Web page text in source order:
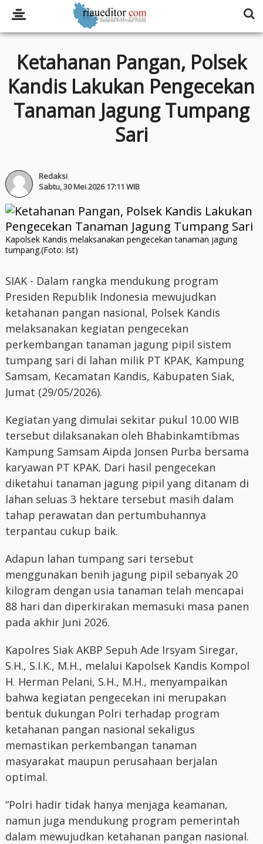
Ketahanan Pangan, Polsek
Kandis Lakukan Pengecekan
Tanaman Jagung Tumpang
Sari
Redaksi
Sabtu, 30 Mei 2026 17:11 WIB
Kapolsek Kandis melaksanakan pengecekan tanaman jagung
tumpang.(Foto: Ist)
SIAK - Dalam rangka mendukung program
Presiden Republik Indonesia mewujudkan
ketahanan pangan nasional, Polsek Kandis
melaksanakan kegiatan pengecekan
perkembangan tanaman jagung pipil sistem
tumpang sari di lahan milik PT KPAK, Kampung
Samsam, Kecamatan Kandis, Kabupaten Siak,
Jumat (29/05/2026).
Kegiatan yang dimulai sekitar pukul 10.00 WIB
tersebut dilaksanakan oleh Bhabinkamtibmas
Kampung Samsam Aipda Jonsen Purba bersama
karyawan PT KPAK. Dari hasil pengecekan
diketahui tanaman jagung pipil yang ditanam di
lahan seluas 3 hektare tersebut masih dalam
tahap perawatan dan pertumbuhannya
terpantau cukup baik.
Adapun lahan tumpang sari tersebut
menggunakan benih jagung pipil sebanyak 20
kilogram dengan usia tanaman telah mencapai
88 hari dan diperkirakan memasuki masa panen
pada akhir Juni 2026.
Kapolres Siak AKBP Sepuh Ade Irsyam Siregar,
S.H., S.I.K., M.H., melalui Kapolsek Kandis Kompol
H. Herman Pelani, S.H., M.H., menyampaikan
bahwa kegiatan pengecekan ini merupakan
bentuk dukungan Polri terhadap program
ketahanan pangan nasional sekaligus
memastikan perkembangan tanaman
masyarakat maupun perusahaan berjalan
optimal.
“Polri hadir tidak hanya menjaga keamanan,
namun juga mendukung program pemerintah
dalam mewujudkan ketahanan pangan nasional.